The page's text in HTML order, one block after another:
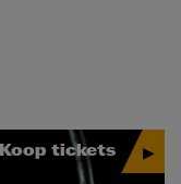
Koop tickets